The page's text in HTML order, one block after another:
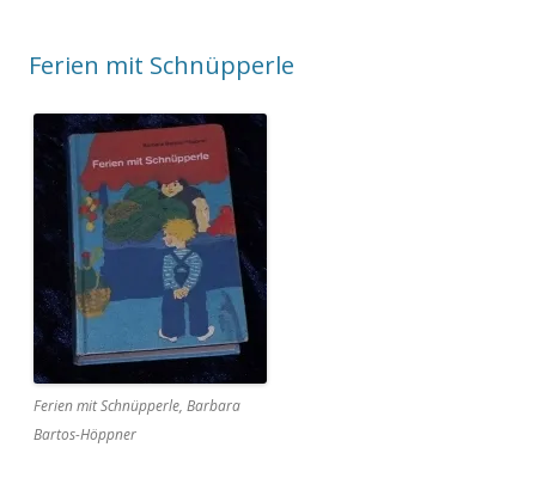
Ferien mit Schnüpperle
Ferien mit Schnüpperle, Barbara
Bartos-Höppner